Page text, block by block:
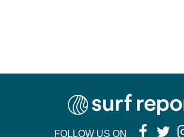
FOLLOW US ON